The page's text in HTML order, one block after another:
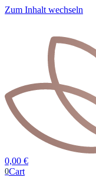
Zum Inhalt wechseln
0,00 €
0Cart